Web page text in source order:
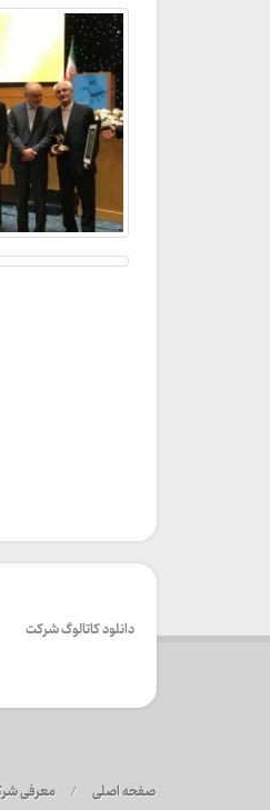
دانلود کاتالوگ شرکت
صفحه اصلی / معرفی